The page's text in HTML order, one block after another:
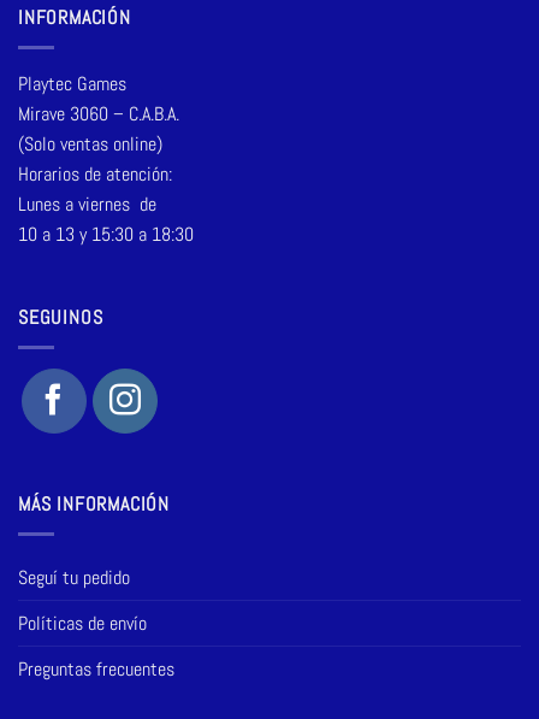
INFORMACIÓN
Playtec Games
Mirave 3060 – C.A.B.A.
(Solo ventas online)
Horarios de atención:
Lunes a viernes de
10 a 13 y 15:30 a 18:30
SEGUINOS
MÁS INFORMACIÓN
Seguí tu pedido
Políticas de envío
Preguntas frecuentes